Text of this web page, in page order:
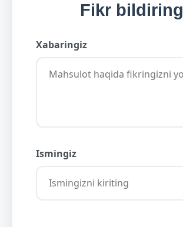
Fikr bildiring
Xabaringiz
Ismingiz